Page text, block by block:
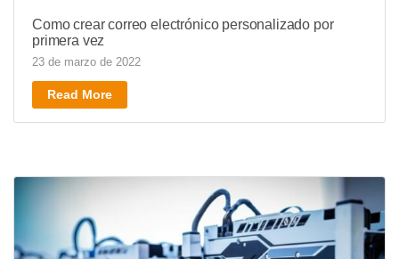
Como crear correo electrónico personalizado por
primera vez
23 de marzo de 2022
Read More